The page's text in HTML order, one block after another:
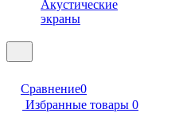
Акустические
экраны
Сравнение0
Избранные товары 0